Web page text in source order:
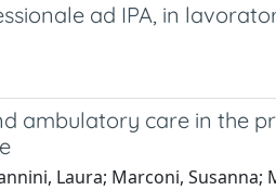
ad IPA, in
ambulatory care in the
Laura; Marconi,